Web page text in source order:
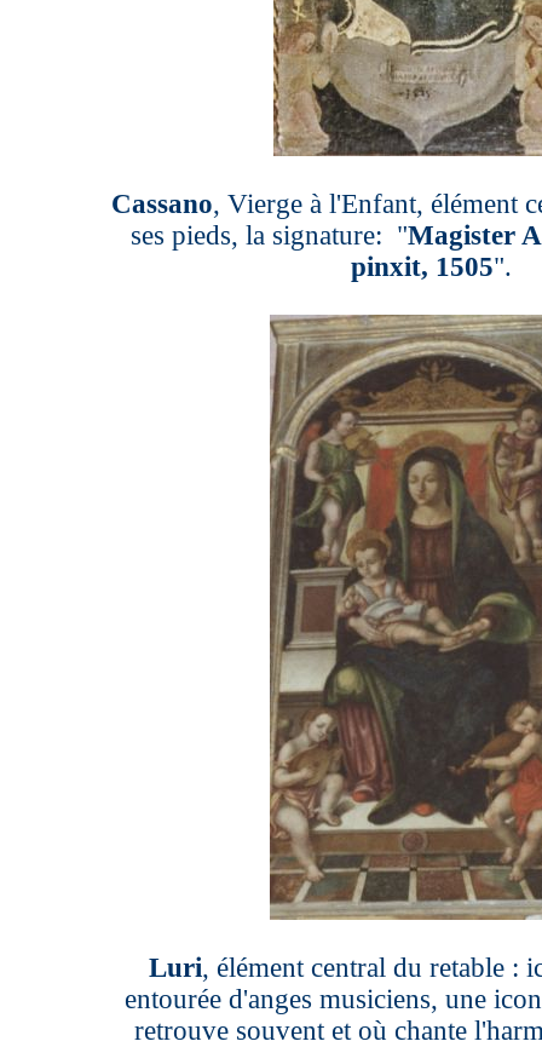
Cassano, Vierge à l'Enfant, élément
ses pieds, la signature: "Magister
pinxit, 1505".
Luri, élément central du retable :
entourée d'anges musiciens, une
retrouve souvent et où chante